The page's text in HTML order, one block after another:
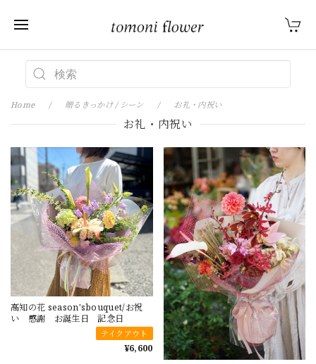
Home 贈るきっかけ / シーン お礼・内祝い
お礼・内祝い
高知の花 season'sbouquet/お祝
い 感謝 お誕生日 記念日
テイクアウト
¥6,600